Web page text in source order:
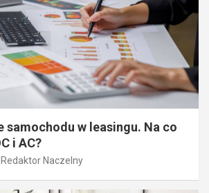
samochodu w leasingu. Na co
i AC?
Redaktor Naczelny